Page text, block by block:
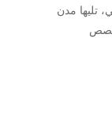
تليها مدن